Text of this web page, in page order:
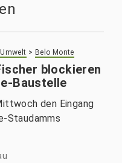
> Belo Monte
blockieren
Baustelle
den Eingang
Staudamms